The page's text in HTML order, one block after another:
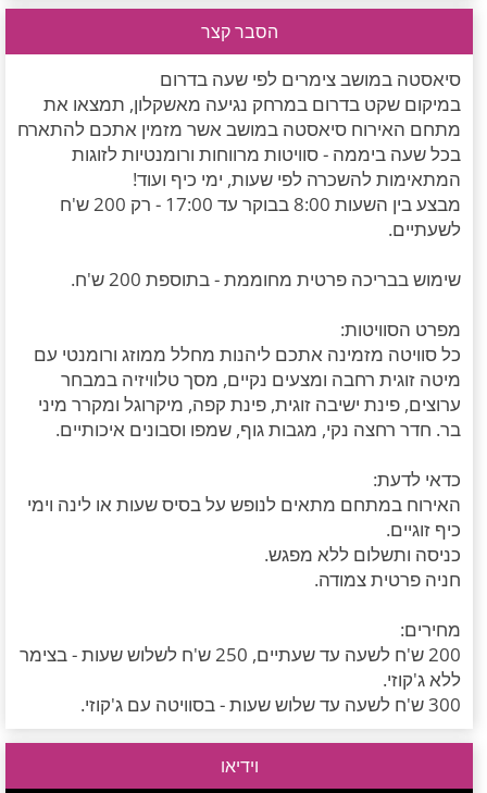
הסבר קצר
סיאסטה במושב צימרים לפי שעה בדרום
במיקום שקט בדרום במרחק נגיעה מאשקלון, תמצאו את
מתחם האירוח סיאסטה במושב אשר מזמין אתכם להתארח
בכל שעה ביממה - סוויטות מרווחות ורומנטיות לזוגות
המתאימות להשכרה לפי שעות, ימי כיף ועוד!
מבצע בין השעות 8:00 בבוקר עד 17:00 - רק 200 ש'ח
לשעתיים.
שימוש בבריכה פרטית מחוממת - בתוספת 200 ש'ח.
מפרט הסוויטות:
כל סוויטה מזמינה אתכם ליהנות מחלל ממוזג ורומנטי עם
מיטה זוגית רחבה ומצעים נקיים, מסך טלוויזיה במבחר
ערוצים, פינת ישיבה זוגית, פינת קפה, מיקרוגל ומקרר מיני
בר. חדר רחצה נקי, מגבות גוף, שמפו וסבונים איכותיים.
כדאי לדעת:
האירוח במתחם מתאים לנופש על בסיס שעות או לינה וימי
כיף זוגיים.
כניסה ותשלום ללא מפגש.
חניה פרטית צמודה.
מחירים:
200 ש'ח לשעה עד שעתיים, 250 ש'ח לשלוש שעות - בצימר
ללא ג'קוזי.
300 ש'ח לשעה עד שלוש שעות - בסוויטה עם ג'קוזי.
וידיאו